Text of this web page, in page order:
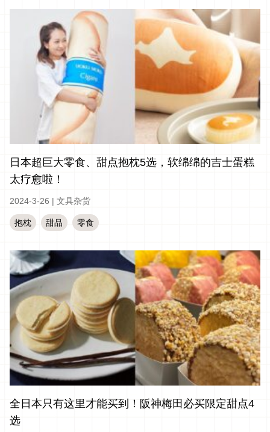
日本超巨大零食、甜点抱枕5选，软绵绵的吉士蛋糕
太疗愈啦！
2024-3-26 | 文具杂货
抱枕 甜品 零食
全日本只有这里才能买到！阪神梅田必买限定甜点4
选